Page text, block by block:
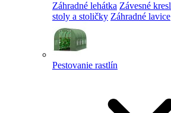
Záhradné lehátka Závesné
stoly a stoličky Záhradné lavice
Pestovanie rastlín